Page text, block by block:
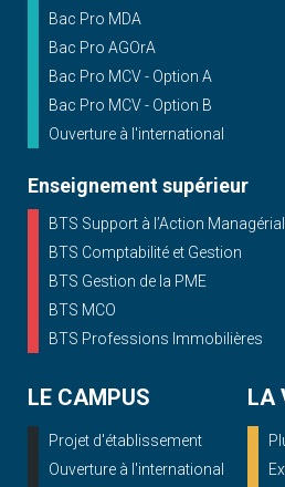
Bac Pro MDA
Bac Pro AGOrA
Bac Pro MCV - Option A
Bac Pro MCV - Option B
Ouverture à l'international
Enseignement supérieur
BTS Support à l’Action
BTS Comptabilité et Gestion
BTS Gestion de la PME
BTS MCO
BTS Professions Immobilières
LE CAMPUS
Projet d'établissement
Ouverture à l'international
LA